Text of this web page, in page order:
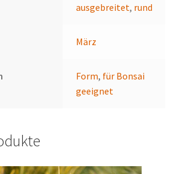
ausgebreitet, rund
März
Form, für Bonsai
geeignet